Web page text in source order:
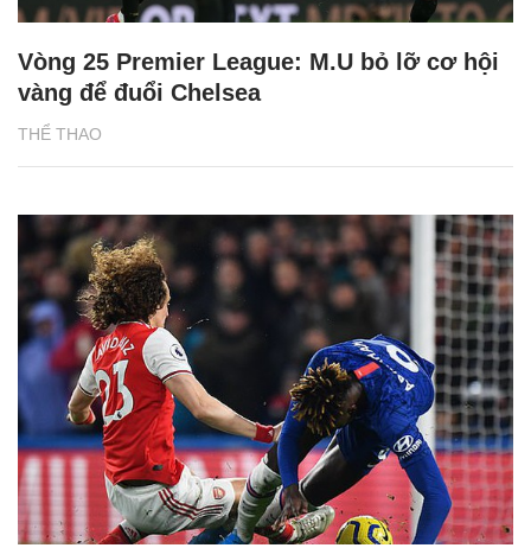
THỂ THAO
Vòng 25 Premier League: M.U bỏ lỡ cơ hội
vàng để đuổi Chelsea